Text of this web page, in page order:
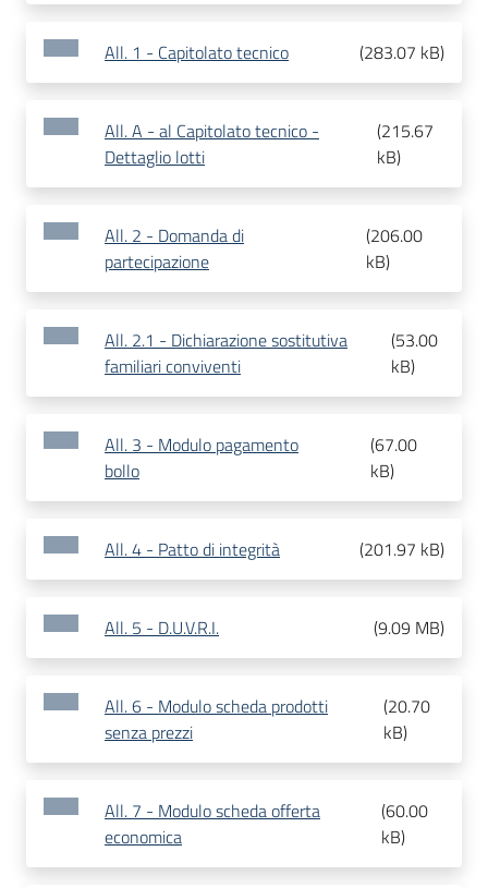
All. 1 - Capitolato tecnico (283.07 kB)
All. A - al Capitolato tecnico -
Dettaglio lotti
(215.67
kB)
All. 2 - Domanda di
partecipazione
(206.00
kB)
All. 2.1 - Dichiarazione sostitutiva
familiari conviventi
(53.00
kB)
All. 3 - Modulo pagamento
bollo
(67.00
kB)
All. 4 - Patto di integrità (201.97 kB)
All. 5 - D.U.V.R.I. (9.09 MB)
All. 6 - Modulo scheda prodotti
senza prezzi
(20.70
kB)
All. 7 - Modulo scheda offerta
economica
(60.00
kB)